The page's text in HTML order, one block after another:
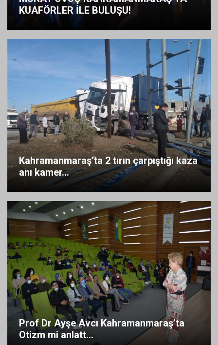
KUAFÖRLER İLE BULUŞU!
Kahramanmaraş’ta 2 tırın çarpıştığı kaza
anı kamer...
Prof Dr Ayşe Avcı Kahramanmaraş’ta
Otizm mi anlatt...